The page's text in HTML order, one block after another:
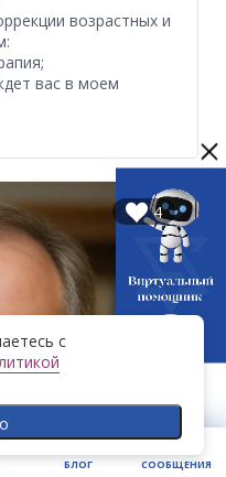
возрастных и
вас в моем
4
БЛОГ СООБЩЕНИЯ
с